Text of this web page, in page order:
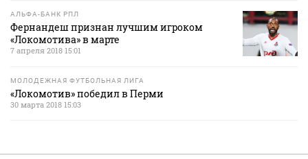
АЛЬФА-БАНК РПЛ
Фернандеш признан лучшим игроком
«Локомотива» в марте
7 апреля 2018 15:01
МОЛОДЕЖНАЯ ФУТБОЛЬНАЯ ЛИГА
«Локомотив» победил в Перми
30 марта 2018 15:03